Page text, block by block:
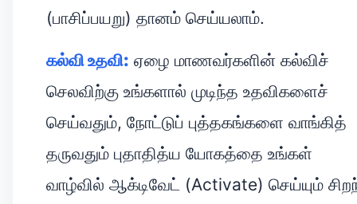
(பாசிப்பயறு) தானம் செய்யலாம்.
கல்வி உதவி: ஏழை மாணவர்களின் கல்விச்
செலவிற்கு உங்களால் முடிந்த உதவிகளைச்
செய்வதும், நோட்டுப் புத்தகங்களை வாங்கித்
தருவதும் புதாதித்ய யோகத்தை உங்கள்
வாழ்வில் ஆக்டிவேட் (Activate) செய்யும்